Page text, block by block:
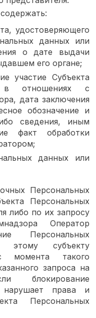
удостоверяющего
данных или
о дате выдачи
его органе;
участие Субъекта
в отношениях с
дата заключения
обозначение и
сведения, иным
факт обработки
данных или
Персональных
Персональных
либо по их запросу
Оператор
Персональных
этому субъекту
момента такого
запроса на
блокирование
права и
Персональных